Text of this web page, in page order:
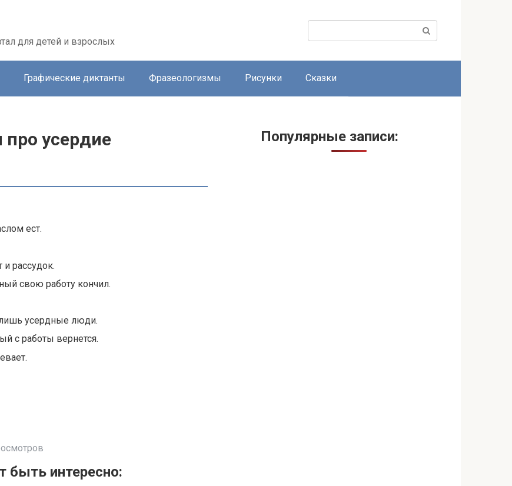
для детей и взрослых
Поиск:
Графические диктанты Фразеологизмы Рисунки Сказки
усердие
ест.
и рассудок.
свою работу кончил.
усердные люди.
с работы вернется.
интересно:
Популярные записи: